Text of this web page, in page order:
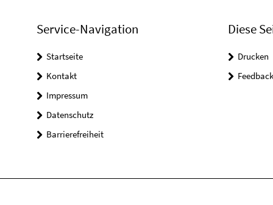
Service-Navigation
Startseite
Kontakt
Impressum
Datenschutz
Barrierefreiheit
Diese
Drucken
Feedback